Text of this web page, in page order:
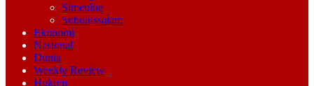
Simeulue
Subulussalam
Ekonomi
Nasional
Dunia
Weekly Review
Hukum